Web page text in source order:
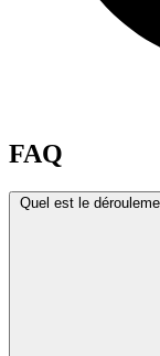
FAQ
Quel est le